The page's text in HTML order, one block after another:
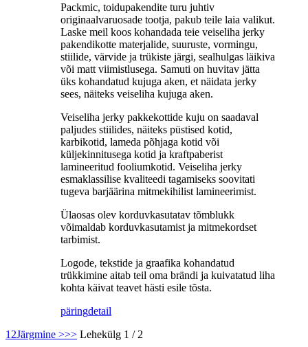
Packmic, toidupakendite turu juhtiv
originaalvaruosade tootja, pakub teile laia valikut.
Laske meil koos kohandada teie veiseliha jerky
pakendikotte materjalide, suuruste, vormingu,
stiilide, värvide ja trükiste järgi, sealhulgas läikiva
või matt viimistlusega. Samuti on huvitav jätta
üks kohandatud kujuga aken, et näidata jerky
sees, näiteks veiseliha kujuga aken.
Veiseliha jerky pakkekottide kuju on saadaval
paljudes stiilides, näiteks püstised kotid,
karbikotid, lameda põhjaga kotid või
küljekinnitusega kotid ja kraftpaberist
lamineeritud fooliumkotid. Veiseliha jerky
esmaklassilise kvaliteedi tagamiseks soovitati
tugeva barjäärina mitmekihilist lamineerimist.
Ülaosas olev korduvkasutatav tõmblukk
võimaldab korduvkasutamist ja mitmekordset
tarbimist.
Logode, tekstide ja graafika kohandatud
trükkimine aitab teil oma brändi ja kuivatatud liha
kohta käivat teavet hästi esile tõsta.
päringdetail
1 2Järgmine >>> Lehekülg 1 / 2